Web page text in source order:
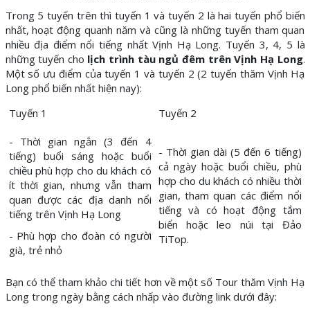
Trong 5 tuyến trên thì tuyến 1 và tuyến 2 là hai tuyến phổ biến
nhất, hoạt động quanh năm và cũng là những tuyến tham quan
nhiều địa điểm nổi tiếng nhất Vịnh Hạ Long. Tuyến 3, 4, 5 là
những tuyến cho lịch trình tàu ngủ đêm trên Vịnh Hạ Long.
Một số ưu điểm của tuyến 1 và tuyến 2 (2 tuyến thăm Vịnh Hạ
Long phổ biến nhất hiện nay):
Tuyến 1
Tuyến 2
- Thời gian ngắn (3 đến 4
tiếng) buổi sáng hoặc buổi
chiều phù hợp cho du khách có
ít thời gian, nhưng vẫn tham
quan được các địa danh nổi
tiếng trên Vịnh Hạ Long
- Phù hợp cho đoàn có người
già, trẻ nhỏ
- Thời gian dài (5 đến 6 tiếng)
cả ngày hoặc buổi chiều, phù
hợp cho du khách có nhiều thời
gian, tham quan các điểm nổi
tiếng và có hoạt động tắm
biển hoặc leo núi tại Đảo
TiTop.
Bạn có thể tham khảo chi tiết hơn về một số Tour thăm Vịnh Hạ
Long trong ngày bằng cách nhấp vào đường link dưới đây: